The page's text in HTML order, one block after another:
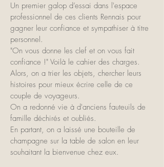
Un premier galop d’essai dans l'espace
professionnel de ces clients Rennais pour
gagner leur confiance et sympathiser à titre
personnel.
"On vous donne les clef et on vous fait
confiance !" Voilà le cahier des charges.
Alors, on a trier les objets, chercher leurs
histoires pour mieux écrire celle de ce
couple de voyageurs.
On a redonné vie à d'anciens fauteuils de
famille déchirés et oubliés.
En partant, on a laissé une bouteille de
champagne sur la table de salon en leur
souhaitant la bienvenue chez eux.